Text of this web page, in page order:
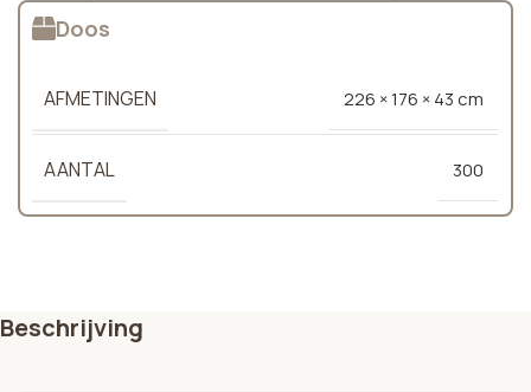
Doos
AFMETINGEN 226 × 176 × 43 cm
AANTAL 300
Beschrijving